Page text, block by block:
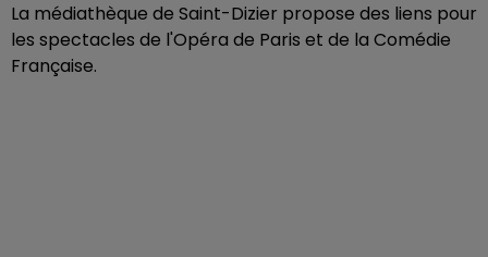
La médiathèque de Saint-Dizier propose des liens pour
les spectacles de l'Opéra de Paris et de la Comédie
Française.